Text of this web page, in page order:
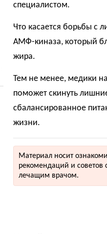
специалистом.
Что касается борьбы с
АМФ-киназа, который
жира.
Тем не менее, медики
поможет скинуть
сбалансированное
жизни.
Материал носит
рекомендаций и советов
лечащим врачом.